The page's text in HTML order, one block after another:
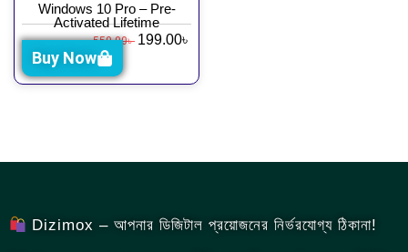
Windows 10 Pro – Pre-
Activated Lifetime
550.00৳ 199.00৳
Buy Now
Dizimox – আপনার ডিজিটাল প্রয়োজনের নির্ভরযোগ্য ঠিকানা!